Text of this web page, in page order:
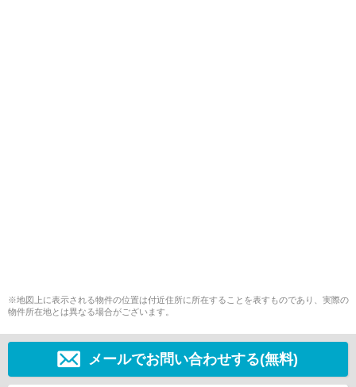
※地図上に表示される物件の位置は付近住所に所在することを表すものであり、実際の
物件所在地とは異なる場合がございます。
メールでお問い合わせする(無料)